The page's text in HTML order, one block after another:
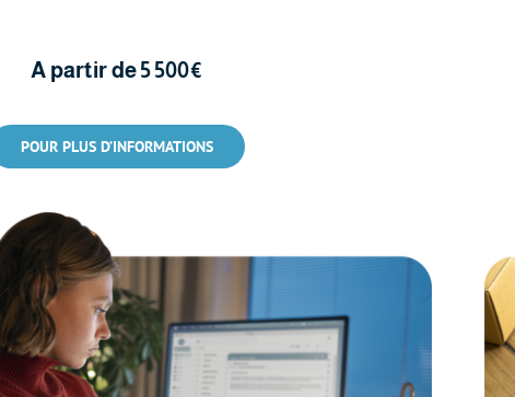
A partir de 5 500€
POUR PLUS D’INFORMATIONS